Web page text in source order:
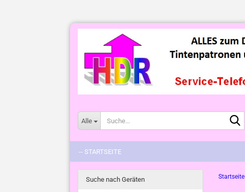
Alle
-- STARTSEITE
Startseite
Suche nach Geräten